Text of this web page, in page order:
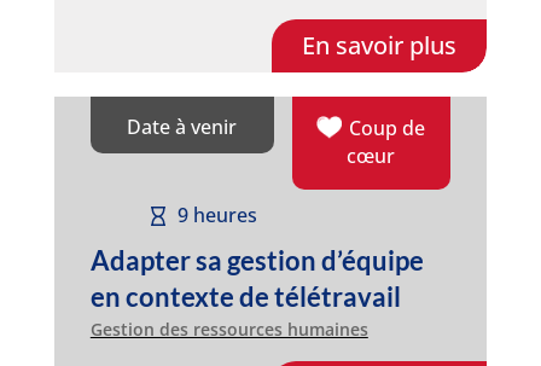
En savoir plus
Date à venir
Coup de
cœur
9 heures
Adapter sa gestion d’équipe
en contexte de télétravail
Gestion des ressources humaines